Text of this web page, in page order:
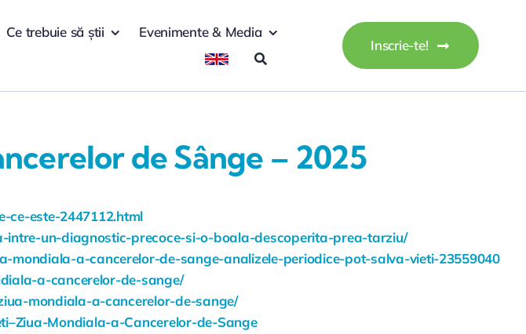
Ce trebuie să știi
Evenimente & Media
Inscrie-te!
de Sânge – 2025
ce-este-2447112.html
intre-un-diagnostic-precoce-si-o-boala-descoperita-prea-tarziu/
a-cancerelor-de-sange-analizele-periodice-pot-salva-vieti-23559040
a-cancerelor-de-sange/
mondiala-a-cancerelor-de-sange/
Mondiala-a-Cancerelor-de-Sange